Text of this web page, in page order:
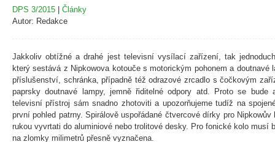
DPS 3/2015 | Články
Autor: Redakce
Jakkoliv obtížné a drahé jest televisní vysílací zařízení, tak
který sestává z Nipkowova kotouče s motorickým pohonem a doutnavé
příslušenství, schránka, případně též odrazové zrcadlo s čočkovým
paprsky doutnavé lampy, jemně řiditelné odpory atd. Proto se
televisní přístroj sám snadno zhotoviti a upozorňujeme tudíž na
první pohled patrny. Spirálově uspořádané čtvercové dírky pro
rukou vyvrtati do aluminiové nebo trolitové desky. Pro fonické kolo musí
na zlomky milimetrů přesně vyznačena.